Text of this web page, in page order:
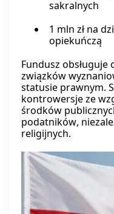
sakralnych
1 mln zł na
opiekuńczą
Fundusz obsługuje
związków
statusie prawnym.
kontrowersje ze
środków
podatników,
religijnych.